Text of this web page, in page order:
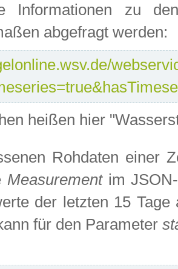
Informationen zu
abgefragt werden:
heißen hier
Rohdaten einer
Measurementim JSON-
der letzten 15
für den Parameter